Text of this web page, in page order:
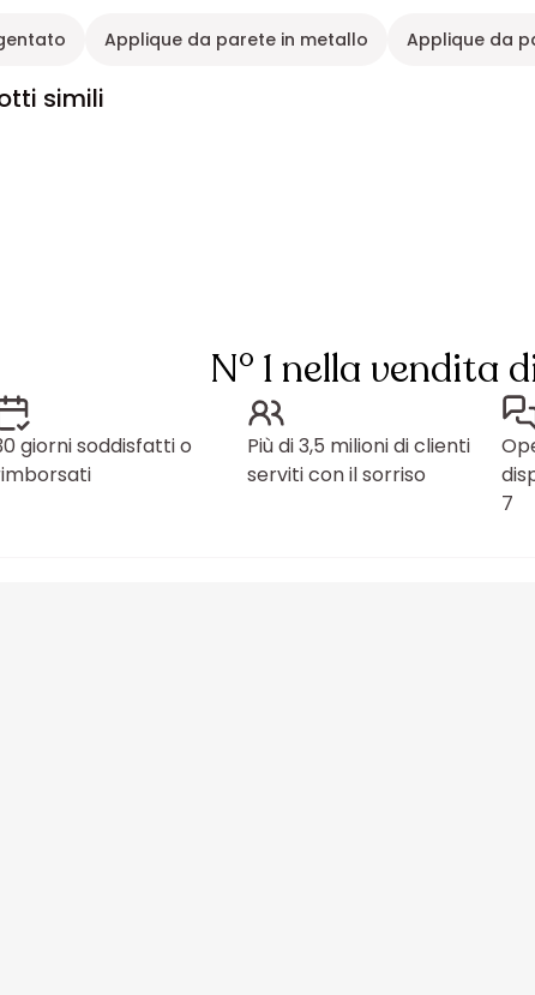
Applique da parete in metallo Applique da
simili
N° 1 nella vendita
giorni soddisfatti o
Più di 3,5 milioni di clienti
serviti con il sorriso
7